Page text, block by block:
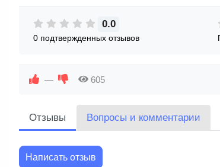
0.0
0 подтвержденных отзывов
— 605
Отзывы Вопросы и комментарии
Написать отзыв